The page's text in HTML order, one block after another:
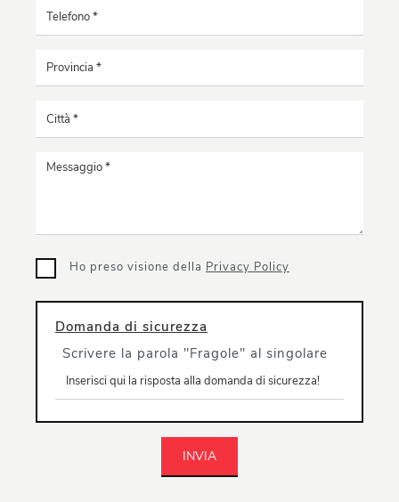
Ho preso visione della Privacy Policy
Domanda di sicurezza
Scrivere la parola "Fragole" al singolare
INVIA